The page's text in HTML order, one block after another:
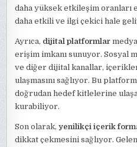
daha yüksek etkileşim
daha etkili ve ilgi çekici hale
Ayrıca, dijital platformlar
erişim imkanı sunuyor. Sosyal
ve diğer dijital kanallar,
ulaşmasını sağlıyor. Bu
doğrudan hedef kitlelerine
kurabiliyor.
Son olarak,yenilikçi içerik
dikkat çekmesini sağlıyor.